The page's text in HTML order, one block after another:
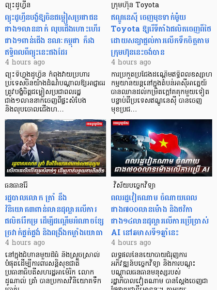
ព្យុះដូហ្វីន
ព្យុះដូហ្វីនបង្ខំឱ្យចិនជម្លៀសប្រជាជន
ជាង១លាននាក់ លុបជើងហោះហើរ
ជាង១ពាន់ជើង ខណៈកម្ពុជា ក៏រង
ឥទ្ធិពលពីព្យុះនេះផងដែរ
4 hours ago
ព្យុះទីហ្វុងដូហ្វីន កំពុងវាយប្រហារ
ប្រទេសចិនយ៉ាងដំណំបណ្តាលឱ្យអាជ្ញាធរ
ត្រូវបង្ខំចិត្តជម្លៀសប្រជាពលរដ្ឋ
ជាង១លាននាក់ចេញពីផ្ទះសំបែង
និងលុបចោលជើងហ…
ក្រុមហ៊ុន Toyota
ឥណ្ឌូនេស៊ី ចេញមុខទាក់ម៉ូយ
Toyota ឱ្យរើទីតាំងផលិតចេញពីថៃ
ដោយសន្យាផ្តល់ការលើកទឹកចិត្តតាម
ក្រុមហ៊ុននេះចង់បាន
4 hours ago
ការប្រកួតប្រជែងដណ្តើមឥទ្ធិពលឧស្សាហ
កម្មយានយន្តនៅក្នុងតំបន់អាស៊ីអាគ្នេយ៍
បានឈានដល់កម្រិតក្ដៅគគុកមួយទៀត
បន្ទាប់ពីប្រទេសឥណ្ឌូនេស៊ី បានចេញ
មុខប្រជ…
ធនធានរ៉ែ
​រដ្ឋបាលលោក ត្រាំ នឹង​
វិនិយោគ៣ពាន់លានដុល្លារលើការ
ផលិតរ៉ែកម្រ ដើម្បីដណ្តើមអំណាចខ្សែ
ច្រវាក់ផ្គត់ផ្គង់ និងពង្រឹងកម្លាំងយោធា
4 hours ago
នៅក្នុងជំហានមួយដ៏ធំ និងស្រួចស្រាល់
បំផុតដើម្បីការពារសន្តិសុខជាតិ
ប្រធានាធិបតីសហរដ្ឋអាម៉េរិក លោក
ដូណាល់ ត្រាំ បានប្រកាសវិនិយោគទឹក
​​​​​​​​​​​​​​​​​​​​​​​​​​​​​ វិស័យបច្ចេកវិទ្យា
ពលរដ្ឋវៀតណាម ​ចំណាយពេល
ជាង៧០០លានម៉ោង និងថវិកា
ជាង១៤លានដុល្លារលើការប្រើប្រាស់
AI នៅឆមាសទី១ឆ្នាំនេះ
4 hours ago
លទ្ធផលនៃនយោបាយជំរុញការ
អភិវឌ្ឍន៍បច្ចេកវិទ្យា និងការបណ្តុះ
បណ្តាលធនធានមនុស្សរបស់
រដ្ឋាភិបាលវៀតណាម បានស្តែងចេញជា